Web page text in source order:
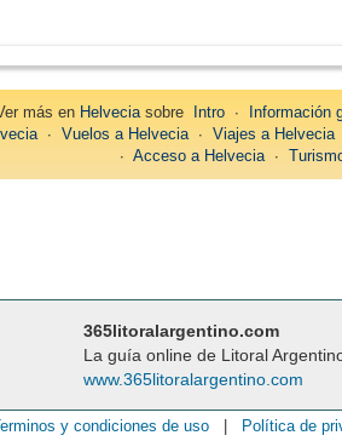
más en Helvecia sobre Intro ∙ Información
∙ Vuelos a Helvecia∙ Viajes a Helvecia
∙Acceso a Helvecia ∙
365litoralargentino.com
La guía online de Litoral
www.365litoralargentino.com
y condiciones de uso | Política de